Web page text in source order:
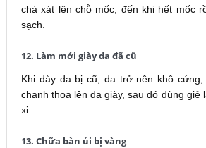
chà xát lên chỗ mốc, đến khi hết mốc
sạch.
12. Làm mới giày da đã cũ
Khi dày da bị cũ, da trở nên khô
chanh thoa lên da giày, sau đó dùng giẻ
xi.
13. Chữa bàn ủi bị vàng